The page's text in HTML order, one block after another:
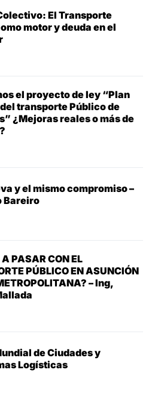
El Transporte
motor y deuda en el
el proyecto de ley “Plan
transporte Público de
¿Mejoras reales o más de
y el mismo compromiso –
Bareiro
PASAR CON EL
PÚBLICO EN ASUNCIÓN
– Ing,
de Ciudades y
Logísticas